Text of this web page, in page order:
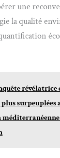
une
la qualité
révélatrice
plus surpeuplées